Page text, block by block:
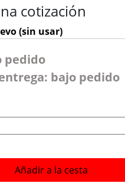
cotización
(sin usar)
pedido
bajo pedido
Añadir a la cesta